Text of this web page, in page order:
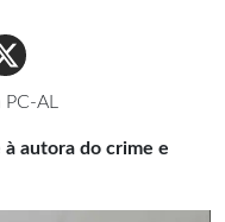
AL
autora do crime e